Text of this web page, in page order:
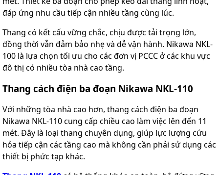
đáp ứng nhu cầu tiếp cận nhiều tầng cùng lúc.
Thang có kết cấu vững chắc, chịu được tải trọng lớn,
đồng thời vẫn đảm bảo nhẹ và dễ vận hành. Nikawa NKL-
100 là lựa chọn tối ưu cho các đơn vị PCCC ở các khu vực
đô thị có nhiều tòa nhà cao tầng.
Thang cách điện ba đoạn Nikawa NKL-110
Với những tòa nhà cao hơn, thang cách điện ba đoạn
Nikawa NKL-110 cung cấp chiều cao làm việc lên đến 11
mét. Đây là loại thang chuyên dụng, giúp lực lượng cứu
hỏa tiếp cận các tầng cao mà không cần phải sử dụng các
thiết bị phức tạp khác.